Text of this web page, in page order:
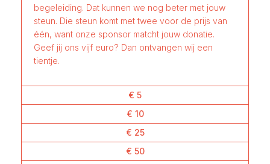
begeleiding. Dat kunnen we nog beter met jouw
steun. Die steun komt met twee voor de prijs van
één, want onze sponsor matcht jouw donatie.
Geef jij ons vijf euro? Dan ontvangen wij een
tientje.
€ 5
€ 10
€ 25
€ 50